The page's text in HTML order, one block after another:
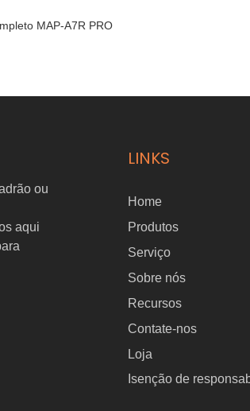
MAP-A7R PRO
ou
aqui
LINKS
Home
Produtos
Serviço
Sobre nós
Recursos
Contate-nos
Loja
Isenção de